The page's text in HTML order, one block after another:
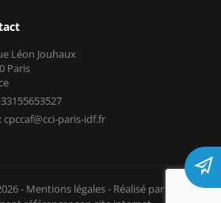
Léon Jouhaux
Paris
cpccaf@cci-paris-idf.fr
- Mentions légales- Réalisé par Tokiz